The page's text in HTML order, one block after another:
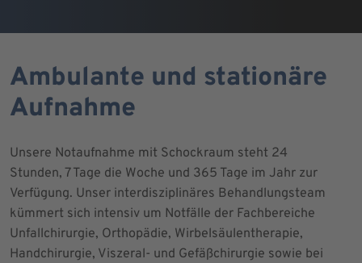
Ambulante und stationäre
Aufnahme
Unsere Notaufnahme mit Schockraum steht 24
Stunden, 7 Tage die Woche und 365 Tage im Jahr zur
Verfügung. Unser interdisziplinäres Behandlungsteam
kümmert sich intensiv um Notfälle der Fachbereiche
Unfallchirurgie, Orthopädie, Wirbelsäulentherapie,
Handchirurgie, Viszeral- und Gefäßchirurgie sowie bei